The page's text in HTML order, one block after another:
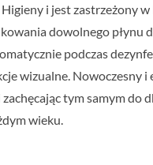
i jest zastrzeżony
dowolnego płynu
podczas
wizualne. Nowoczesny
tym samym
wieku.